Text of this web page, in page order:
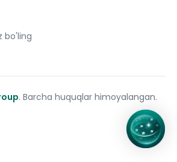
bo'ling
. Barcha huquqlar himoyalangan.